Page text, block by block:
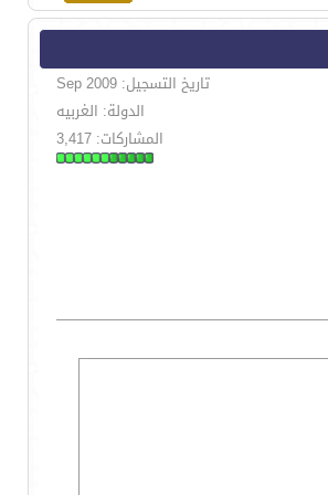
تاريخ التسجيل: Sep 2009
الدولة: الغربيه
المشاركات: 3,417